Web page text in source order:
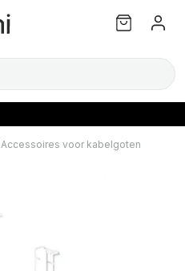
Accessoires voor kabelgoten